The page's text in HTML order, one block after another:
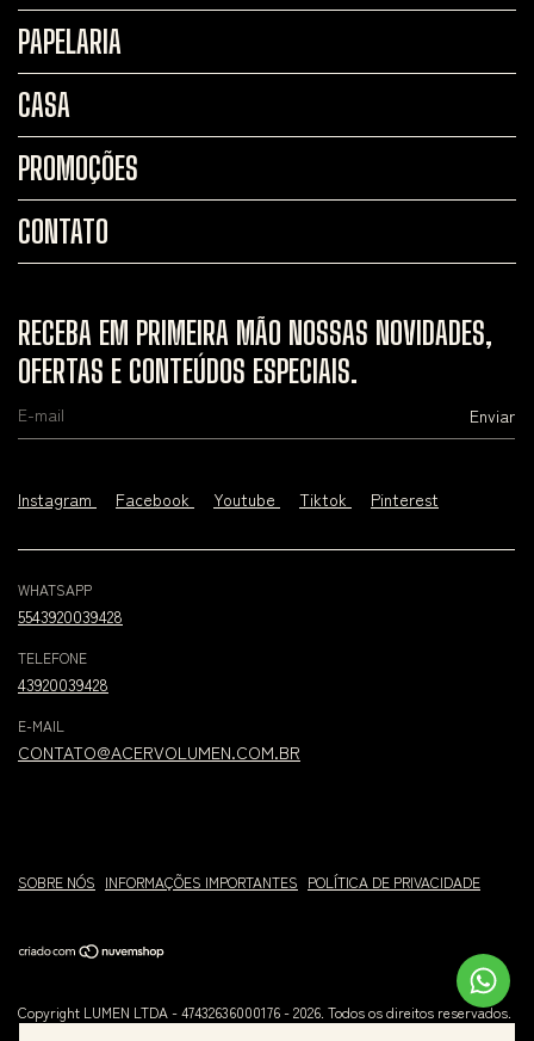
PAPELARIA
CASA
PROMOÇÕES
CONTATO
RECEBA EM PRIMEIRA MÃO NOSSAS NOVIDADES,
OFERTAS E CONTEÚDOS ESPECIAIS.
Instagram Facebook Youtube Tiktok Pinterest
WHATSAPP
5543920039428
TELEFONE
43920039428
E-MAIL
CONTATO@ACERVOLUMEN.COM.BR
SOBRE NÓS INFORMAÇÕES IMPORTANTES POLÍTICA DE PRIVACIDADE
Copyright LUMEN LTDA - 47432636000176 - 2026. Todos os direitos reservados.